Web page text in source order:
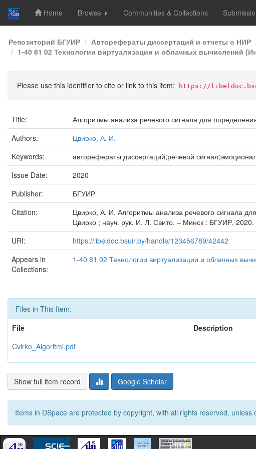
Skip
navigation
Home Browse Communities & Collections
Репозиторий БГУИР Авторефераты диссертаций и отчеты о НИР
1-40 81 02 Технологии виртуализации и облачных вычислений
Please use this identifier to cite or link to this item: https://
Title:
Алгоритмы анализа речевого сигнала для
Authors:
Цвирко, А. И.
Keywords:
авторефераты диссертаций;речевой
Issue Date:
2020
Publisher:
БГУИР
Citation:
Цвирко, А. И. Алгоритмы анализа речевого сигнала
Цвирко ; науч. рук. И. Л. Свито. – Минск : БГУИР, 2020.
URI:
https://libeldoc.bsuir.by/handle/123456789/42442
Appears in
Collections:
1-40 81 02 Технологии виртуализации и облачных
Files in This Item:
File
Description
Cvirko_Algoritmi.pdf
Show full item record Google Scholar
Items in DSpace are protected by copyright, with all rights reserved, unless